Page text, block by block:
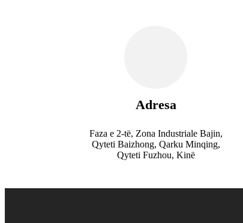
Adresa
Faza e 2-të, Zona Industriale Bajin,
Qyteti Baizhong, Qarku Minqing,
Qyteti Fuzhou, Kinë